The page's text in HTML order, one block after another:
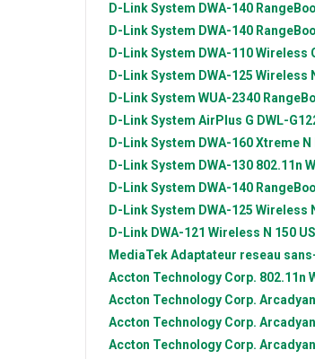
D-Link System DWA-140
D-Link System DWA-140
D-Link System DWA-110 Wireless
D-Link System DWA-125 Wireless
D-Link System WUA-2340
D-Link System AirPlus G DWL-
D-Link System DWA-160 Xtreme
D-Link System DWA-130 802.11n
D-Link System DWA-140
D-Link System DWA-125 Wireless
D-Link DWA-121 Wireless N 150
MediaTekAdaptateur reseau
Accton Technology Corp. 802.11n
Accton Technology Corp.
Accton Technology Corp.
Accton Technology Corp.